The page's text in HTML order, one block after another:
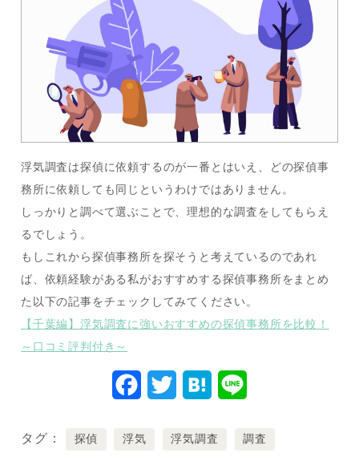
浮気調査は探偵に依頼するのが一番とはいえ、どの探偵事
務所に依頼しても同じというわけではありません。
しっかりと調べて選ぶことで、理想的な調査をしてもらえ
るでしょう。
もしこれから探偵事務所を探そうと考えているのであれ
ば、依頼経験がある私がおすすめする探偵事務所をまとめ
た以下の記事をチェックしてみてください。
【千葉編】浮気調査に強いおすすめの探偵事務所を比較！
～口コミ評判付き～
c i
H
t n
タグ 探偵 浮気 浮気調査 調査